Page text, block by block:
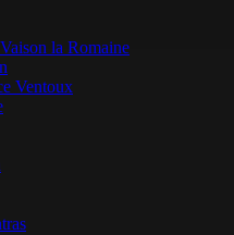
la Romaine
Ventoux